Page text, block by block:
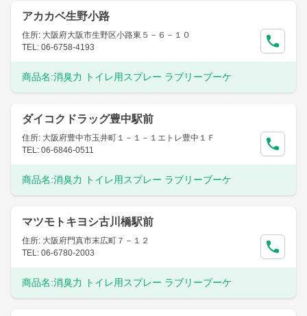
アカカベ生野小路
住所: 大阪府大阪市生野区小路東５－６－１０
TEL: 06-6758-4193
商品名:消臭力 トイレ用スプレー ラブリーブーケ
ダイコクドラッグ豊中駅前
住所: 大阪府豊中市玉井町１－１－１エトレ豊中１Ｆ
TEL: 06-6846-0511
商品名:消臭力 トイレ用スプレー ラブリーブーケ
マツモトキヨシ古川橋駅前
住所: 大阪府門真市末広町７－１２
TEL: 06-6780-2003
商品名:消臭力 トイレ用スプレー ラブリーブーケ